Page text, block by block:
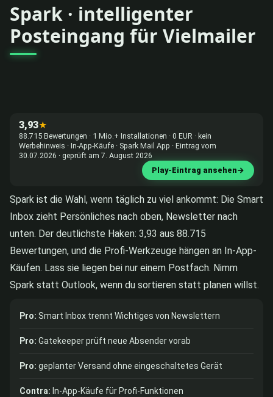
Spark · intelligenter
Posteingang für Vielmailer
3,93★
88.715 Bewertungen · 1 Mio.+ Installationen · 0 EUR · kein
Werbehinweis · In-App-Käufe · Spark Mail App · Eintrag vom
30.07.2026 · geprüft am 7. August 2026
Play-Eintrag ansehen→
Spark ist die Wahl, wenn täglich zu viel ankommt: Die Smart
Inbox zieht Persönliches nach oben, Newsletter nach
unten. Der deutlichste Haken: 3,93 aus 88.715
Bewertungen, und die Profi-Werkzeuge hängen an In-App-
Käufen. Lass sie liegen bei nur einem Postfach. Nimm
Spark statt Outlook, wenn du sortieren statt planen willst.
Pro: Smart Inbox trennt Wichtiges von Newslettern
Pro: Gatekeeper prüft neue Absender vorab
Pro: geplanter Versand ohne eingeschaltetes Gerät
Contra: In-App-Käufe für Profi-Funktionen